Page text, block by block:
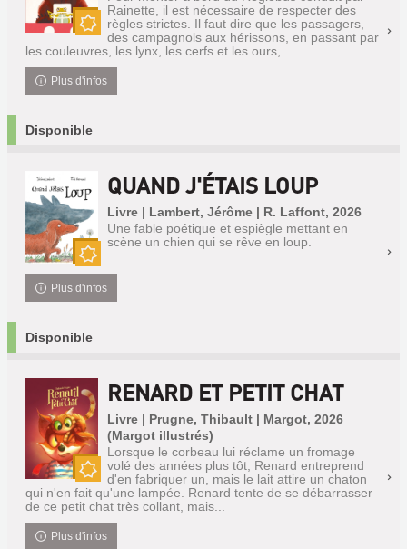
Rainette, il est nécessaire de respecter des
règles strictes. Il faut dire que les passagers,
des campagnols aux hérissons, en passant par
les couleuvres, les lynx, les cerfs et les ours,...
Plus d'infos
Disponible
Nouveauté
QUAND J'ÉTAIS LOUP
Livre | Lambert, Jérôme | R. Laffont, 2026
Une fable poétique et espiègle mettant en
scène un chien qui se rêve en loup.
Plus d'infos
Disponible
Nouveauté
RENARD ET PETIT CHAT
Livre | Prugne, Thibault | Margot, 2026
(Margot illustrés)
Lorsque le corbeau lui réclame un fromage
volé des années plus tôt, Renard entreprend
d'en fabriquer un, mais le lait attire un chaton
qui n'en fait qu'une lampée. Renard tente de se débarrasser
de ce petit chat très collant, mais...
Plus d'infos